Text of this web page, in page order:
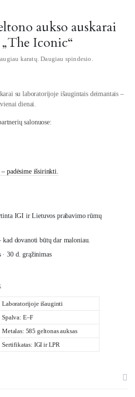
aukso auskarai
Iconic“
karatų. Daugiau spindesio.
su laboratorijoje išaugintais deimantais –
dienai.
salonuose:
padėsime išsirinkti.
IGI ir Lietuvos prabavimo rūmų
kad dovanoti būtų dar maloniau.
· 30 d. grąžinimas
Laboratorijoje išauginti
Spalva: E–F
Metalas: 585 geltonas auksas
Sertifikatas: IGI ir LPR